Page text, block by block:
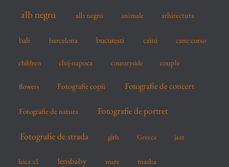
alb negru alb negru animale arhitectura
bali barcelona bucuresti caini cane corso
children cluj-napoca countryside couple
flowers Fotografie copii Fotografie de concert
Fotografie de natura Fotografie de portret
Fotografie de strada girls Greece jazz
leica x1 lensbaby mare masha